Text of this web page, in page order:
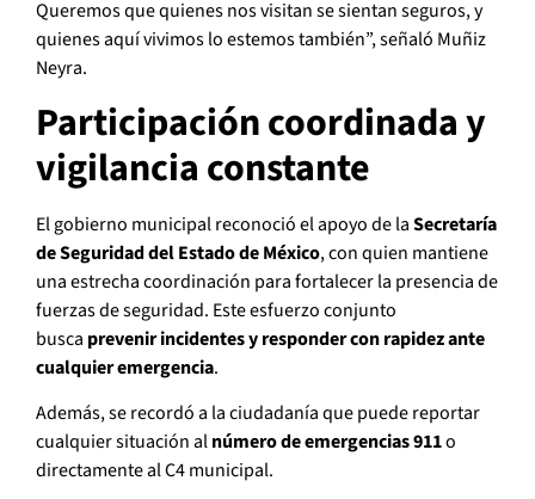
Queremos que quienes nos visitan se sientan seguros, y
quienes aquí vivimos lo estemos también”, señaló Muñiz
Neyra.
Participación coordinada y
vigilancia constante
El gobierno municipal reconoció el apoyo de laSecretaría
de Seguridad del Estado de México, con quien mantiene
una estrecha coordinación para fortalecer la presencia de
fuerzas de seguridad. Este esfuerzo conjunto
busca prevenir incidentes y responder con rapidez ante
cualquier emergencia.
Además, se recordó a la ciudadanía que puede reportar
cualquier situación alnúmero de emergencias 911o
directamente al C4 municipal.